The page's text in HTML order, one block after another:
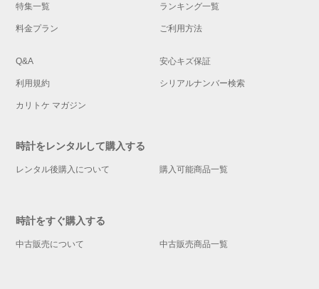
特集一覧 ランキング一覧
料金プラン ご利用方法
Q&A 安心キズ保証
利用規約 シリアルナンバー検索
カリトケ マガジン
時計をレンタルして購入する
レンタル後購入について 購入可能商品一覧
時計をすぐ購入する
中古販売について 中古販売商品一覧